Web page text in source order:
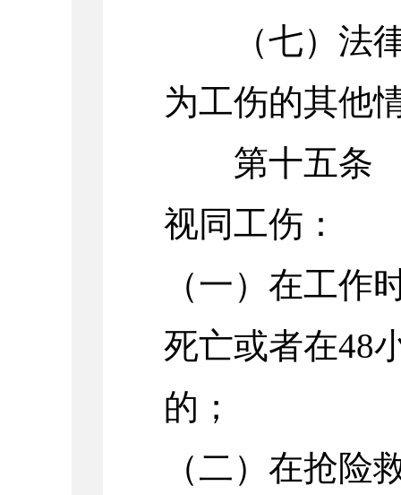
（七）法律
为工伤的其他
第十五条
视同工伤：
（一）在工作
死亡或者在48
的；
（二）在抢险